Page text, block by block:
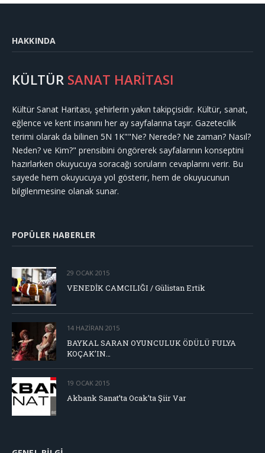
HAKKINDA
KÜLTÜR SANAT HARİTASI
Kültür Sanat Haritası, şehirlerin yakın takipçisidir. Kültür, sanat,
eğlence ve kent insanını her ay sayfalarına taşır. Gazetecilik
terimi olarak da bilinen 5N 1K""Ne? Nerede? Ne zaman? Nasıl?
Neden? ve Kim?" prensibini öngörerek sayfalarının konseptini
hazırlarken okuyucuya soracağı soruların cevaplarını verir. Bu
sayede hem okuyucuya yol gösterir, hem de okuyucunun
bilgilenmesine olanak sunar.
POPÜLER HABERLER
29 OCAK 2015
VENEDİK CAMCILIĞI / Gülistan Ertik
14 HAZIRAN 2015
BAYKAL SARAN OYUNCULUK ÖDÜLÜ FULYA
KOÇAK’IN…
19 OCAK 2015
Akbank Sanat’ta Ocak’ta Şiir Var